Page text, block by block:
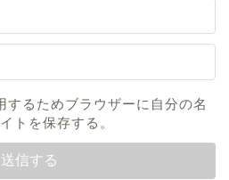
するためブラウザーに自分の名
トを保存する。